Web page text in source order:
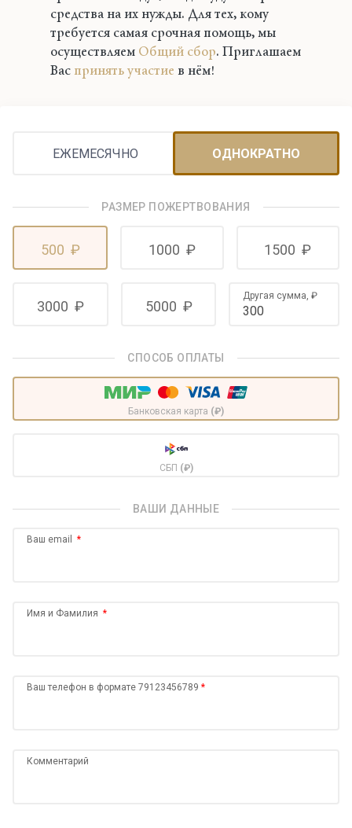
средства на их нужды. Для тех, кому
требуется самая срочная помощь, мы
осуществляем Общий сбор. Приглашаем
Вас принять участие в нём!
ЕЖЕМЕСЯЧНО ОДНОКРАТНО
РАЗМЕР ПОЖЕРТВОВАНИЯ
500 ₽ 1000 ₽ 1500 ₽
3000 ₽ 5000 ₽
Другая сумма,₽
СПОСОБ ОПЛАТЫ
Банковская карта (₽)
СБП (₽)
ВАШИ ДАННЫЕ
Ваш email
Имя и Фамилия
Ваш телефон в формате 79123456789
Комментарий